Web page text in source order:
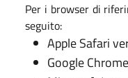
Per i browser di
seguito:
Apple Safari
Google